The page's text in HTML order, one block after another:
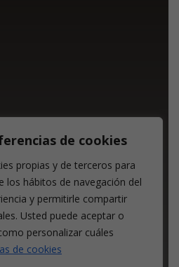
de cookies
propias y de terceros para
los hábitos de navegación del
y permitirle compartir
Usted puede aceptar o
personalizar cuáles
de cookies